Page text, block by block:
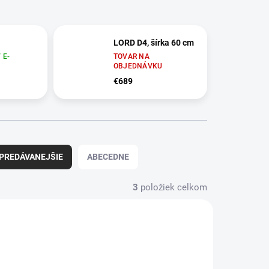
E-
LORD D4, šírka 60 cm
TOVAR NA
OBJEDNÁVKU
€689
ABECEDNE
3 položiek celkom